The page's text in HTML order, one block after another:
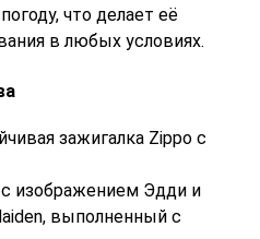
что делает её
в любых условиях.
зажигалка Zippo с
изображением Эдди и
выполненный с